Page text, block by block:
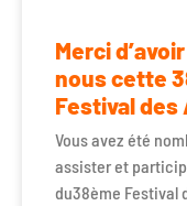
Merci
nous cette
Festival des
Vous avez été
assister et
du38ème Festival